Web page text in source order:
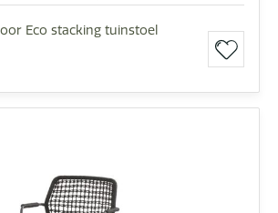
Eco stacking tuinstoel